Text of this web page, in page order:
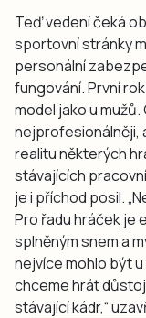
Teď vedení čeká
sportovní stránky
personální
fungování. První
model jako u
nejprofesionálněji,
realitu některých
stávajících
je i příchod posil.
Pro řadu hráček je
splněným snem a
nejvíce mohlo být
chceme hrát
stávající kádr,“